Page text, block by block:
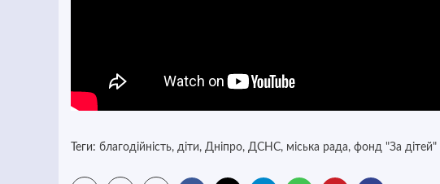
Теги: благодійність, діти, Дніпро, ДСНС, міська рада, фонд "За дітей"